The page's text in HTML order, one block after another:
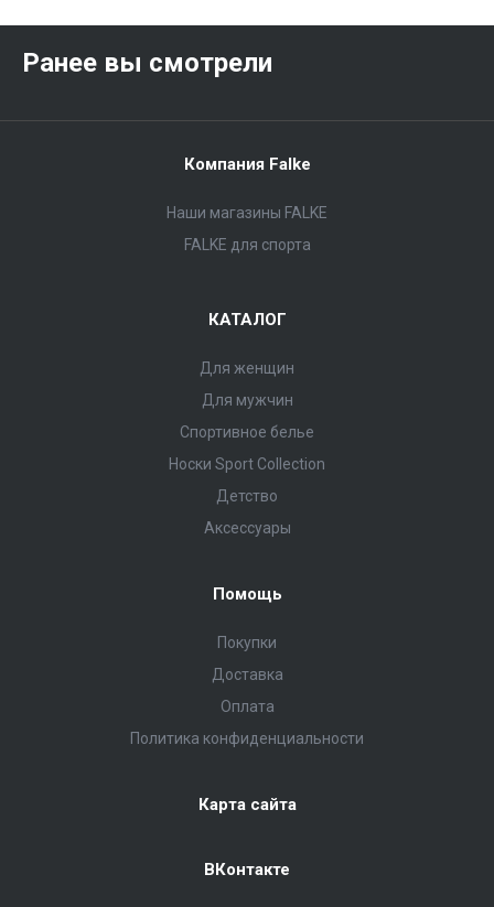
Ранее вы смотрели
Компания Falke
Наши магазины FALKE
FALKE для спорта
КАТАЛОГ
Для женщин
Для мужчин
Спортивное белье
Носки Sport Collection
Детство
Аксессуары
Помощь
Покупки
Доставка
Оплата
Политика конфиденциальности
Карта сайта
ВКонтакте